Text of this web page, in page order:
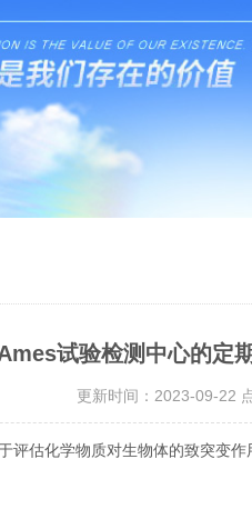
试验检测中心的定
更新时间：2023-09-22
估化学物质对生物体的致突变